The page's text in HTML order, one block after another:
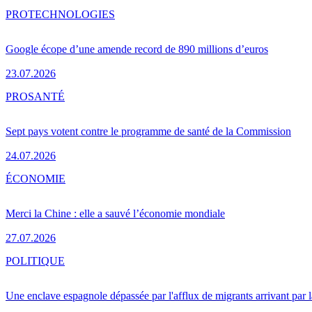
Google écope d’une amende record de 890 millions d’euros
23.07.2026
PROTECHNOLOGIES
Sept pays votent contre le programme de santé de la Commission
24.07.2026
PROSANTÉ
Merci la Chine : elle a sauvé l’économie mondiale
27.07.2026
ÉCONOMIE
Une enclave espagnole dépassée par l'afflux de migrants arrivant par
POLITIQUE